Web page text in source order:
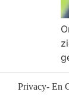
Privacy- En